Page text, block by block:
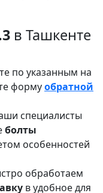
в Ташкенте
по указанным на
формуобратной
специалисты
болты
особенностей
обработаем
в удобное для